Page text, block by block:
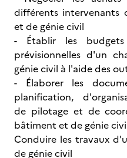
différents
et de génie civil
- Établir les
prévisionnelles d'un
génie civil à l'aide des
- Élaborer les
planification,
de pilotage et de
bâtiment et de génie
Conduire les travaux
de génie civil